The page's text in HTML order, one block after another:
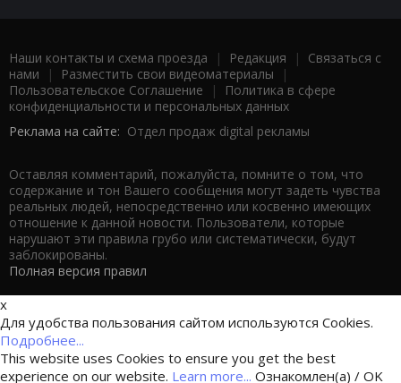
Наши контакты и схема проезда | Редакция | Связаться с
нами | Разместить свои видеоматериалы |
Пользовательское Соглашение |
Политика в сфере
конфиденциальности и персональных данных
Реклама на сайте: Отдел продаж digital рекламы
Оставляя комментарий, пожалуйста, помните о том, что
содержание и тон Вашего сообщения могут задеть чувства
реальных людей, непосредственно или косвенно имеющих
отношение к данной новости. Пользователи, которые
нарушают эти правила грубо или систематически, будут
заблокированы.
Полная версия правил
x
Для удобства пользования сайтом используются Cookies.
Подробнее...
This website uses Cookies to ensure you get the best
experience on our website. Learn more... Ознакомлен(а) / OK